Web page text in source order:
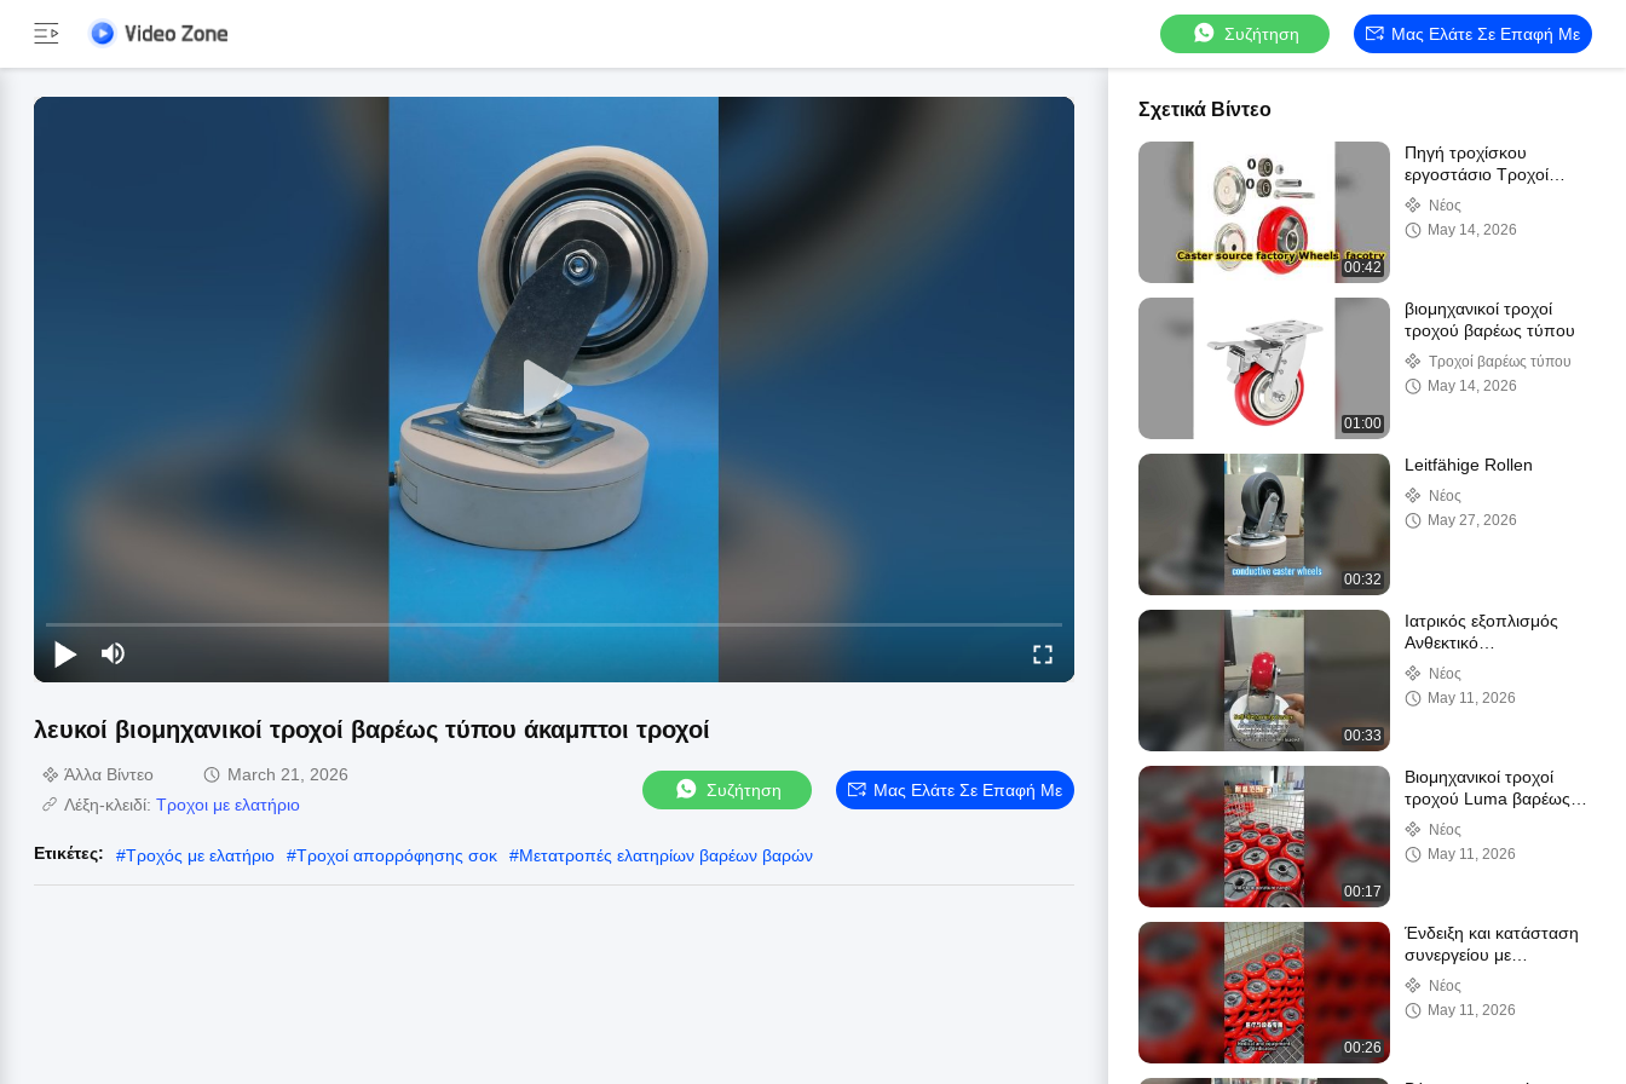
Συζήτηση Μας Ελάτε Σε Επαφή Με
λευκοί βιομηχανικοί τροχοί βαρέως τύπου άκαμπτοι τροχοί
Άλλα Βίντεο
March 21, 2026
Λέξη-κλειδί: Τροχοι με ελατήριο
Συζήτηση Μας Ελάτε Σε Επαφή Με
Ετικέτες: #Τροχός με ελατήριο #Τροχοί απορρόφησης σοκ #Μετατροπές ελατηρίων βαρέων βαρών
Σχετικά Βίντεο
00:42
Πηγή τροχίσκου
εργοστάσιο Τροχοί
facotryΝέος
May 14, 2026
01:00
βιομηχανικοί τροχοί
τροχού βαρέως τύπου
Τροχοί βαρέως τύπου
May 14, 2026
00:32
Leitfähige Rollen
Νέος
May 27, 2026
00:33
Ιατρικός εξοπλισμός
Ανθεκτικό
αυτοεπιστρέφον τροχό
βαρέως τύπου Τροχός
AGV Caster
Ιατρικός εξοπλισμός
Νέος
May 11, 2026
00:17
Βιομηχανικοί τροχοί
τροχού Luma βαρέως
τύπουΝέος
May 11, 2026
00:26
Ένδειξη και κατάσταση
συνεργείου με
βιομηχανικούς τροχούς
ελατηρίου εξαιρετικά
βαρέως τύπου
Νέος
May 11, 2026